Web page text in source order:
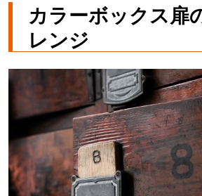
カラーボックス扉
レンジ